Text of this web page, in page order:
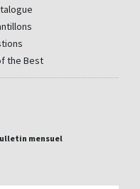
the Best
mensuel